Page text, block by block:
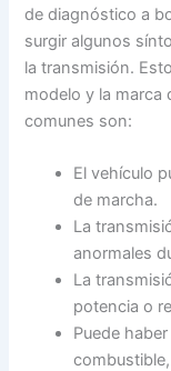
de diagnóstico a
surgir algunos
la transmisión.
modelo y la marca
comunes son:
El vehículo
de marcha.
La
anormales
La
potencia o
Puede